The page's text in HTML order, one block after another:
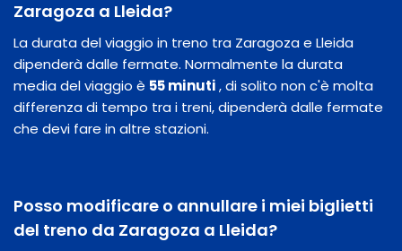
Zaragoza a Lleida?
La durata del viaggio in treno tra Zaragoza e Lleida
dipenderà dalle fermate. Normalmente la durata
media del viaggio è 55 minuti, di solito non c'è molta
differenza di tempo tra i treni, dipenderà dalle fermate
che devi fare in altre stazioni.
Posso modificare o annullare i miei biglietti
del treno da Zaragoza a Lleida?